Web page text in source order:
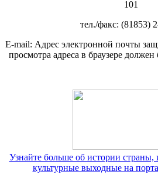
101
тел./факс: (81853)
E-mail: Адрес электронной почты
просмотра адреса в браузере
Узнайте больше об истории страны,
культурные выходные на